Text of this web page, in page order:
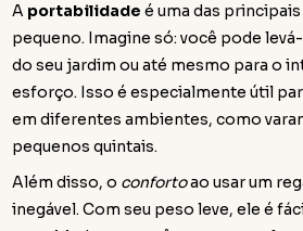
A portabilidade é uma das
pequeno. Imagine só: você pode
do seu jardim ou até mesmo para o
esforço. Isso é especialmente útil
em diferentes ambientes, como
pequenos quintais.
Além disso, o confortoao usar um
inegável. Com seu peso leve, ele é